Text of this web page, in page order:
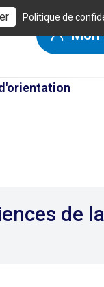
Politique de
Mon
de